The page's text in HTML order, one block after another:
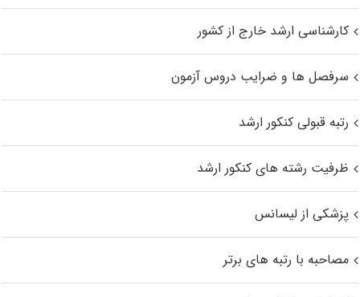
کارشناسی ارشد خارج از کشور
سرفصل ها و ضرایب دروس آزمون
رتبه قبولی کنکور ارشد
ظرفیت رشته های کنکور ارشد
پزشکی از لیسانس
مصاحبه با رتبه های برتر